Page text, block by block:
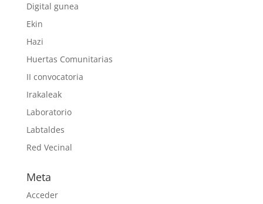
Digital gunea
Ekin
Hazi
Huertas Comunitarias
II convocatoria
Irakaleak
Laboratorio
Labtaldes
Red Vecinal
Meta
Acceder